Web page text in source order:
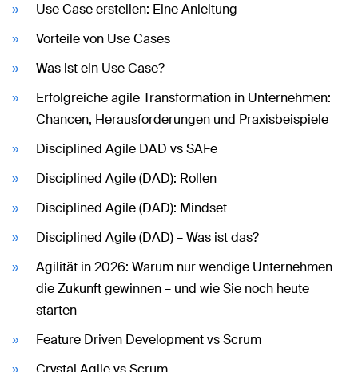
Use Case erstellen: Eine Anleitung
Vorteile von Use Cases
Was ist ein Use Case?
Erfolgreiche agile Transformation in Unternehmen:
Chancen, Herausforderungen und Praxisbeispiele
Disciplined Agile DAD vs SAFe
Disciplined Agile (DAD): Rollen
Disciplined Agile (DAD): Mindset
Disciplined Agile (DAD) – Was ist das?
Agilität in 2026: Warum nur wendige Unternehmen
die Zukunft gewinnen – und wie Sie noch heute
starten
Feature Driven Development vs Scrum